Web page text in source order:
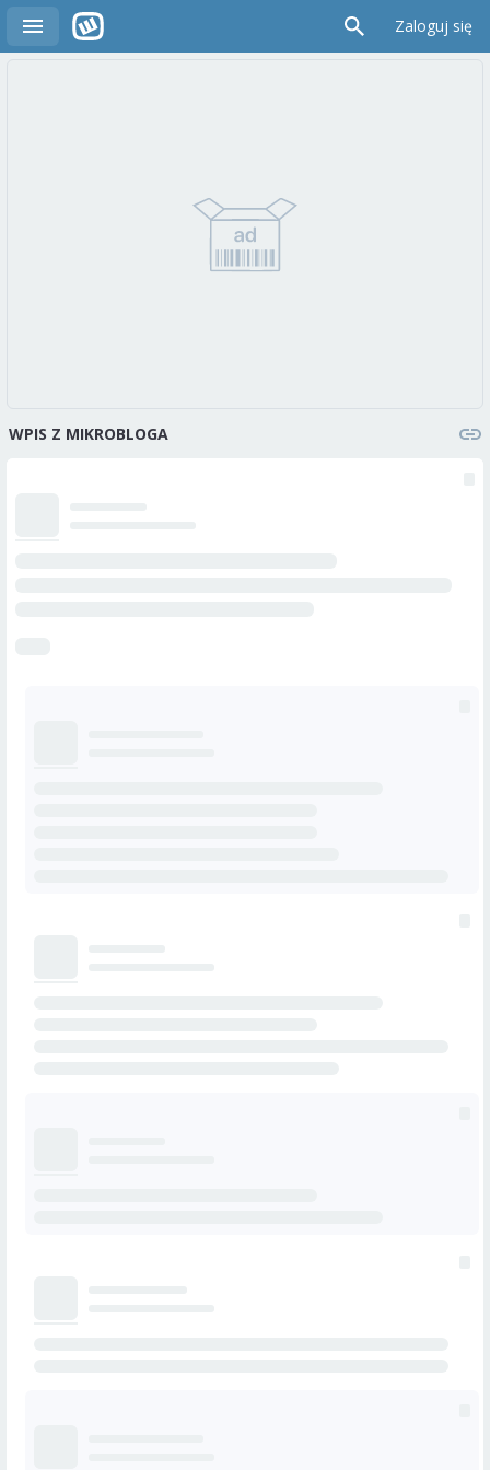
Zaloguj się
WPIS Z MIKROBLOGA